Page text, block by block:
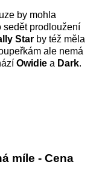
by mohla
sedět prodloužení
Star by též měla
ale nemá
Owidie a Dark.
míle - Cena